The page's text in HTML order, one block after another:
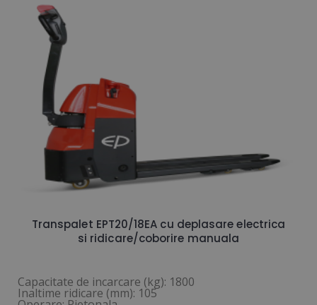
Transpalet EPT20/18EA cu deplasare electrica
si ridicare/coborire manuala
Capacitate de incarcare (kg): 1800
Inaltime ridicare (mm): 105